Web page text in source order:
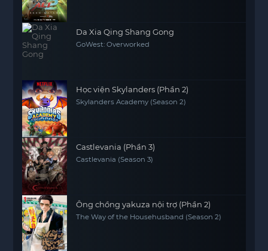
Da Xia Qing Shang Gong
GoWest: Overworked
Học viện Skylanders (Phần 2)
Skylanders Academy (Season 2)
Castlevania (Phần 3)
Castlevania (Season 3)
Ông chồng yakuza nội trợ (Phần 2)
The Way of the Househusband (Season 2)